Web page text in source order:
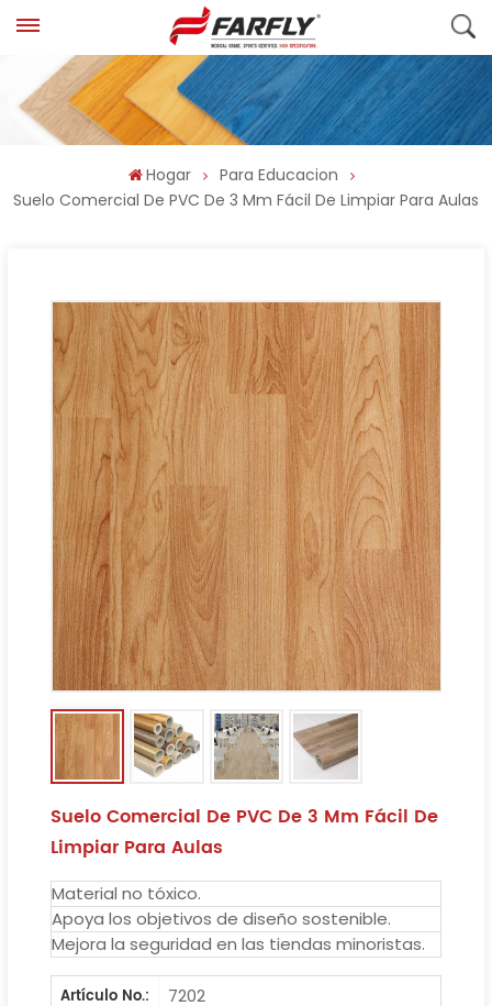
Hogar
Para Educacion
Suelo Comercial De PVC De 3 Mm Fácil De Limpiar Para Aulas
Suelo Comercial De PVC De 3 Mm Fácil De
Limpiar Para Aulas
Material no tóxico.
Apoya los objetivos de diseño sostenible.
Mejora la seguridad en las tiendas minoristas.
Artículo No.:
7202